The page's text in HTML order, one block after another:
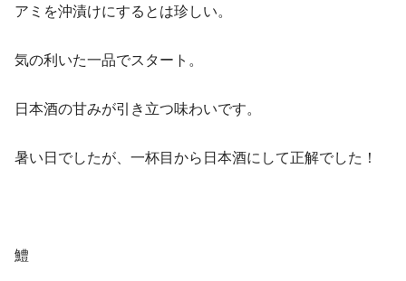
アミを沖漬けにするとは珍しい。
気の利いた一品でスタート。
日本酒の甘みが引き立つ味わいです。
暑い日でしたが、一杯目から日本酒にして正解でした！
鱧